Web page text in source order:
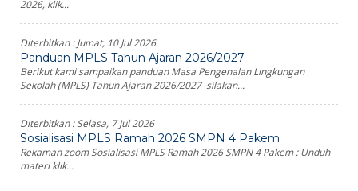
2026, klik...
Diterbitkan :Jumat, 10 Jul 2026
Panduan MPLS Tahun Ajaran 2026/2027
Berikut kami sampaikan panduan Masa Pengenalan Lingkungan
Sekolah (MPLS) Tahun Ajaran 2026/2027 silakan...
Diterbitkan :Selasa, 7 Jul 2026
Sosialisasi MPLS Ramah 2026 SMPN 4 Pakem
Rekaman zoom Sosialisasi MPLS Ramah 2026 SMPN 4 Pakem : Unduh
materi klik...